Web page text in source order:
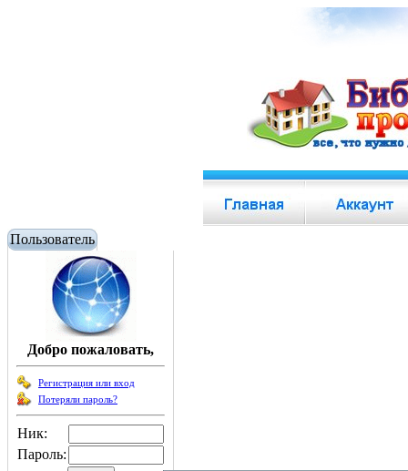
Пользователь
Добро пожаловать,
Регистрация или вход
Потеряли пароль?
Ник:
Пароль: